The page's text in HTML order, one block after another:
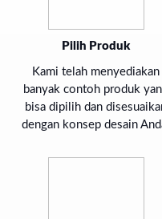
Pilih Produk
Kami telah menyediakan
banyak contoh produk
bisa dipilih dan
dengan konsep desain